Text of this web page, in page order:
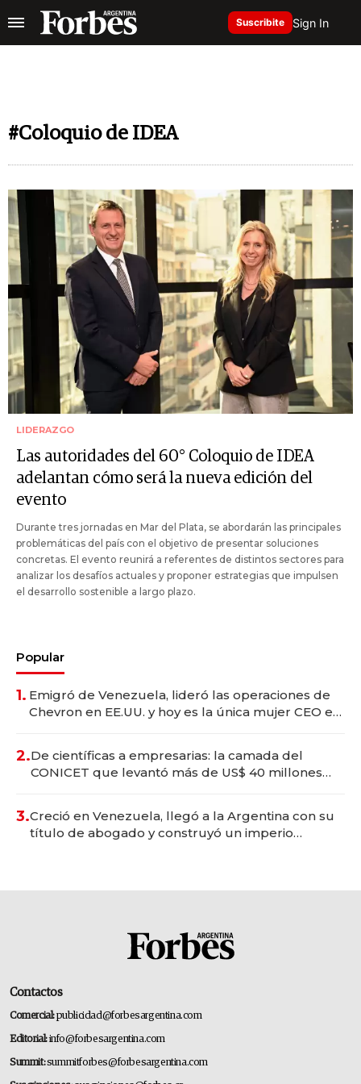
Suscribite Sign In
#Coloquio de IDEA
LIDERAZGO
Las autoridades del 60° Coloquio de IDEA
adelantan cómo será la nueva edición del
evento
Durante tres jornadas en Mar del Plata, se abordarán las principales
problemáticas del país con el objetivo de presentar soluciones
concretas. El evento reunirá a referentes de distintos sectores para
analizar los desafíos actuales y proponer estrategias que impulsen
el desarrollo sostenible a largo plazo.
Popular
1. Emigró de Venezuela, lideró las operaciones de
Chevron en EE.UU. y hoy es la única mujer CEO en
2.De científicas a empresarias: la camada del
CONICET que levantó más de US$ 40 millones
3.Creció en Venezuela, llegó a la Argentina con su
título de abogado y construyó un imperio
Contactos
Comercial:publicidad@forbesargentina.com
Editorial:info@forbesargentina.com
Summit:summitforbes@forbesargentina.com